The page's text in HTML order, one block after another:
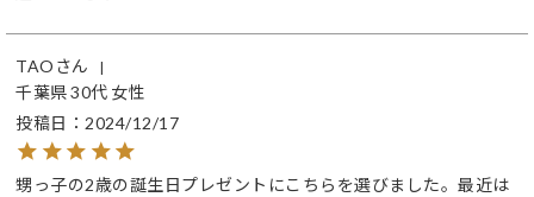
TAO
千葉県30代 女性
投稿日
2024/12/17
甥っ子の2歳の誕生日プレゼントにこちらを選びました。最近は